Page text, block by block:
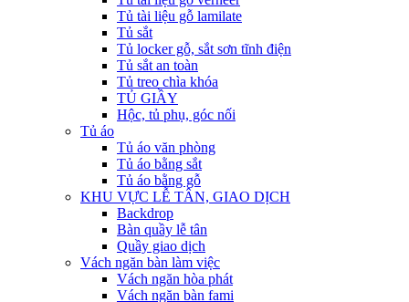
Tủ tài liệu gỗ lamilate
Tủ sắt
Tủ locker gỗ, sắt sơn tĩnh điện
Tủ sắt an toàn
Tủ treo chìa khóa
TỦ GIẦY
Hộc, tủ phụ, góc nối
Tủ áo
Tủ áo văn phòng
Tủ áo bằng sắt
Tủ áo bằng gỗ
KHU VỰC LỄ TÂN, GIAO DỊCH
Backdrop
Bàn quầy lễ tân
Quầy giao dịch
Vách ngăn bàn làm việc
Vách ngăn hòa phát
Vách ngăn bàn fami